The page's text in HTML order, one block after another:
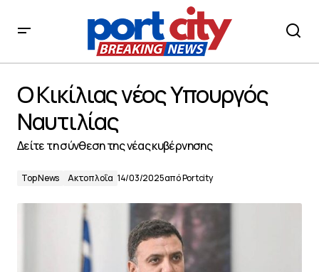
Ο Κικίλιας νέος Υπουργός
Ναυτιλίας
Δείτε τη σύνθεση της νέας κυβέρνησης
Top News Ακτοπλοΐα 14/03/2025απόPortcity